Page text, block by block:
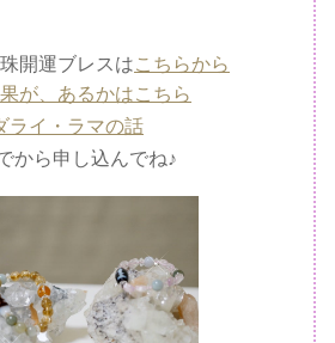
開運ブレスはこちらから
が、あるかはこちら
ライ・ラマの話
から申し込んでね♪